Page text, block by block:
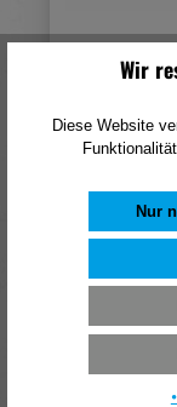
Wir
Diese Website
Nur